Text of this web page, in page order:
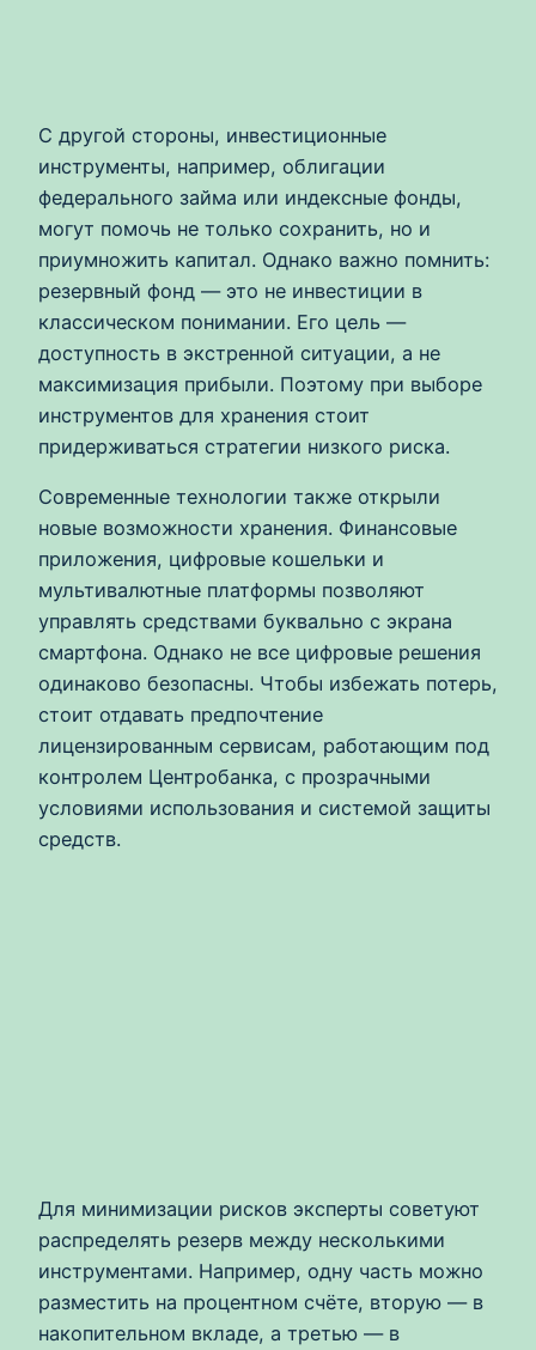
С другой стороны, инвестиционные
инструменты, например, облигации
федерального займа или индексные фонды,
могут помочь не только сохранить, но и
приумножить капитал. Однако важно помнить:
резервный фонд — это не инвестиции в
классическом понимании. Его цель —
доступность в экстренной ситуации, а не
максимизация прибыли. Поэтому при выборе
инструментов для хранения стоит
придерживаться стратегии низкого риска.
Современные технологии также открыли
новые возможности хранения. Финансовые
приложения, цифровые кошельки и
мультивалютные платформы позволяют
управлять средствами буквально с экрана
смартфона. Однако не все цифровые решения
одинаково безопасны. Чтобы избежать потерь,
стоит отдавать предпочтение
лицензированным сервисам, работающим под
контролем Центробанка, с прозрачными
условиями использования и системой защиты
средств.
Для минимизации рисков эксперты советуют
распределять резерв между несколькими
инструментами. Например, одну часть можно
разместить на процентном счёте, вторую — в
накопительном вкладе, а третью — в